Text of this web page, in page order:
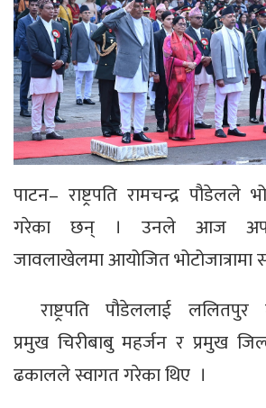
पाटन– राष्ट्रपति रामचन्द्र पौडेलले
गरेका छन् । उनले आज
जावलाखेलमा आयोजित भोटोजात्रामा
राष्ट्रपति पौडेललाई ललितपुर
प्रमुख चिरीबाबु महर्जन र प्रमुख
ढकालले स्वागत गरेका थिए ।